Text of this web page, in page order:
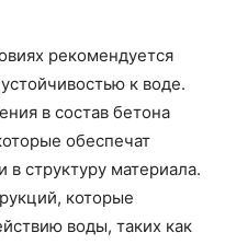
рекомендуется
к воде.
в состав бетона
обеспечат
в структуру материала.
которые
воды, таких как